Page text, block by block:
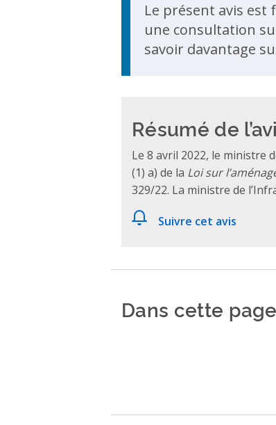
Le présent avis est
une consultation
savoir davantage
Résumé de
Le 8 avril 2022, le ministre
(1) a) de la Loi sur
329/22. La ministre de
Suivre cet avis
Dans cette page